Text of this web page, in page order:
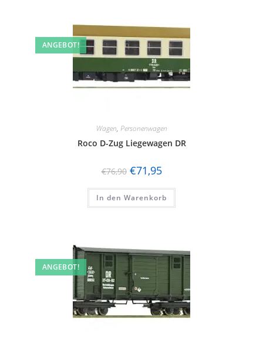
ANGEBOT!
Wagen, Personenwagen
Roco D-Zug Liegewagen DR
€76,90 €71,95
In den Warenkorb
ANGEBOT!